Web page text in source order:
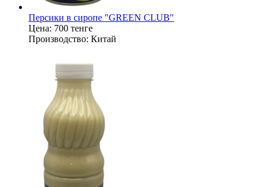
Персики в сиропе "GREEN CLUB"
Цена: 700 тенге
Производство: Китай